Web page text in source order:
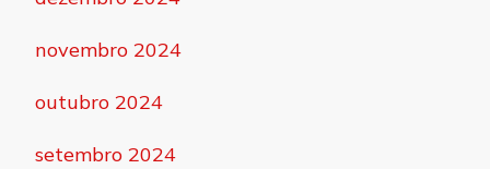
novembro 2024
outubro 2024
setembro 2024